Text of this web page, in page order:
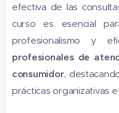
efectiva de las
curso es esencial
profesionalismo y
profesionales de
consumidor,
prácticas organizativas